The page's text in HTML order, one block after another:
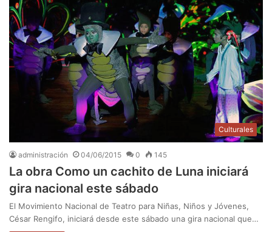
Culturales
administración 04/06/2015 0 145
La obra Como un cachito de Luna iniciará
gira nacional este sábado
El Movimiento Nacional de Teatro para Niñas, Niños y Jóvenes,
César Rengifo, iniciará desde este sábado una gira nacional que…